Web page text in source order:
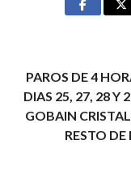
PAROS DE 4
DIAS 25, 27, 28 Y
GOBAIN
RESTO DE